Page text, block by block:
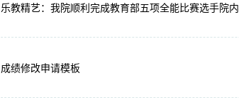
乐教精艺：我院顺利完成教育部五项全能比赛选手院
成绩修改申请模板